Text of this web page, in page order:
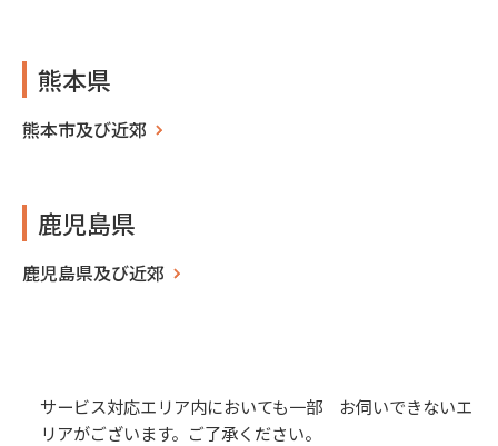
熊本県
熊本市及び近郊
鹿児島県
鹿児島県及び近郊
サービス対応エリア内においても一部 お伺いできないエ
リアがございます。ご了承ください。